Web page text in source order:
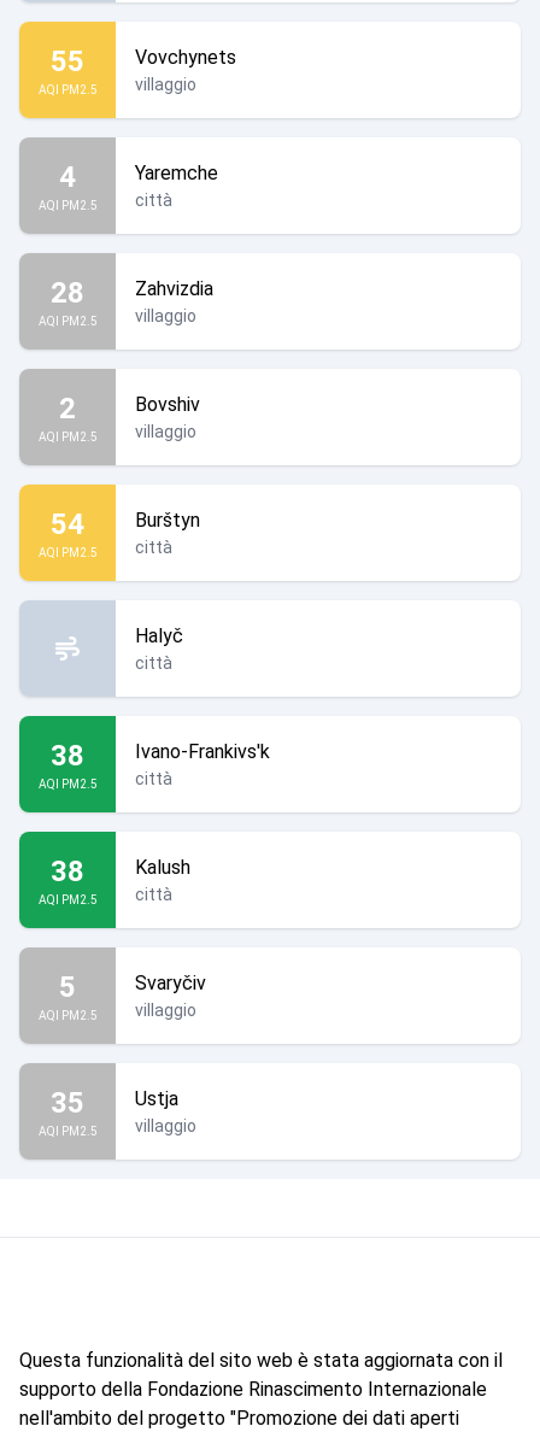
55
AQI PM2.5
Vovchynets
villaggio
4
AQI PM2.5
Yaremche
città
28
AQI PM2.5
Zahvizdia
villaggio
2
AQI PM2.5
Bovshiv
villaggio
54
AQI PM2.5
Burštyn
città
Halyč
città
38
AQI PM2.5
Ivano-Frankivs'k
città
38
AQI PM2.5
Kalush
città
5
AQI PM2.5
Svaryčiv
villaggio
35
AQI PM2.5
Ustja
villaggio
Questa funzionalità del sito web è stata aggiornata con il
supporto della Fondazione Rinascimento Internazionale
nell'ambito del progetto "Promozione dei dati aperti